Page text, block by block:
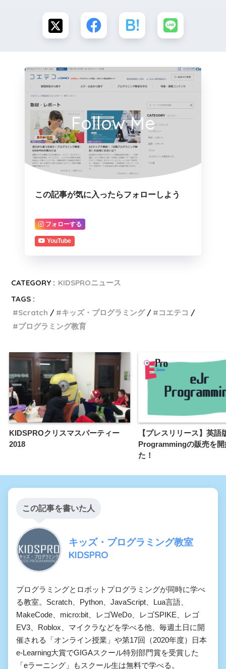
Follow Me
この記事が気に入ったらフォローしよう
フォローする
YouTube
CATEGORY : KIDSPROニュース
TAGS :
Scratch
キッズ・プログラミング
コエテコ
プログラミング教育
KIDSPROクリスマスパーティー
2018
【プレスリリース】英語
Programmingの販売を開
た！
この記事を書いた人
キッズ・プログラミング教室
KIDSPRO
プログラミングとロボットプログラミングが同時に学べ
る教室。Scratch、Python、JavaScript、Lua言語、
MakeCode、micro:bit、レゴWeDo、レゴSPIKE、レゴ
EV3、Roblox、マイクラなどを学べる他、毎週土日に開
催される「オンライン授業」や第17回（2020年度）日本
e-Learning大賞でGIGAスクール特別部門賞を受賞した
「eラーニング」もスクール生は無料で学べる。